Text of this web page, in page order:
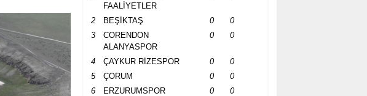
FAALİYETLER
2 BEŞİKTAŞ 0
0
3
CORENDON
ALANYASPOR
0 0
4 ÇAYKUR RİZESPOR 0
0
5
ÇORUM 0
0
6
ERZURUMSPOR 0
0